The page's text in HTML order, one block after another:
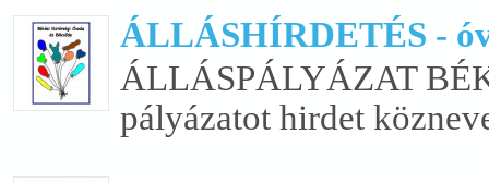
ÁLLÁSHÍRDETÉS -
ÁLLÁSPÁLYÁZAT
pályázatot hirdet